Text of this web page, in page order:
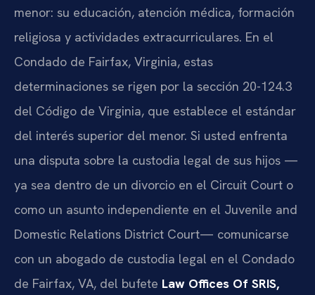
menor: su educación, atención médica, formación
religiosa y actividades extracurriculares. En el
Condado de Fairfax, Virginia, estas
determinaciones se rigen por la sección 20-124.3
del Código de Virginia, que establece el estándar
del interés superior del menor. Si usted enfrenta
una disputa sobre la custodia legal de sus hijos —
ya sea dentro de un divorcio en el Circuit Court o
como un asunto independiente en el Juvenile and
Domestic Relations District Court— comunicarse
con un abogado de custodia legal en el Condado
de Fairfax, VA, del bufete Law Offices Of SRIS,